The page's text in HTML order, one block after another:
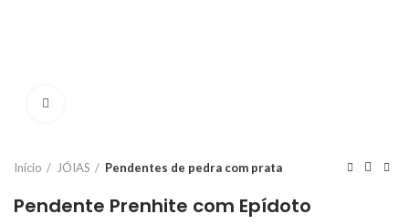
Início JÓIAS Pendentes de pedra com prata
Pendente Prenhite com Epídoto